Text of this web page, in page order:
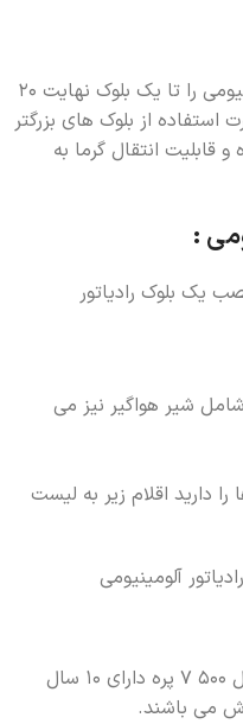
به طور کلی رادیاتور های آلومینیومی را تا یک بلوک نهایت 20
از بلوک های بزرگتر
و قابلیت انتقال گرما به
:
یک بلوک رادیاتور
شیر هواگیر نیز می
دارید اقلام زیر به لیست
آلومینیومی
رادیاتور پره ای ایران رادیاتور مدل کال 500 7 پره دارای 10 سال